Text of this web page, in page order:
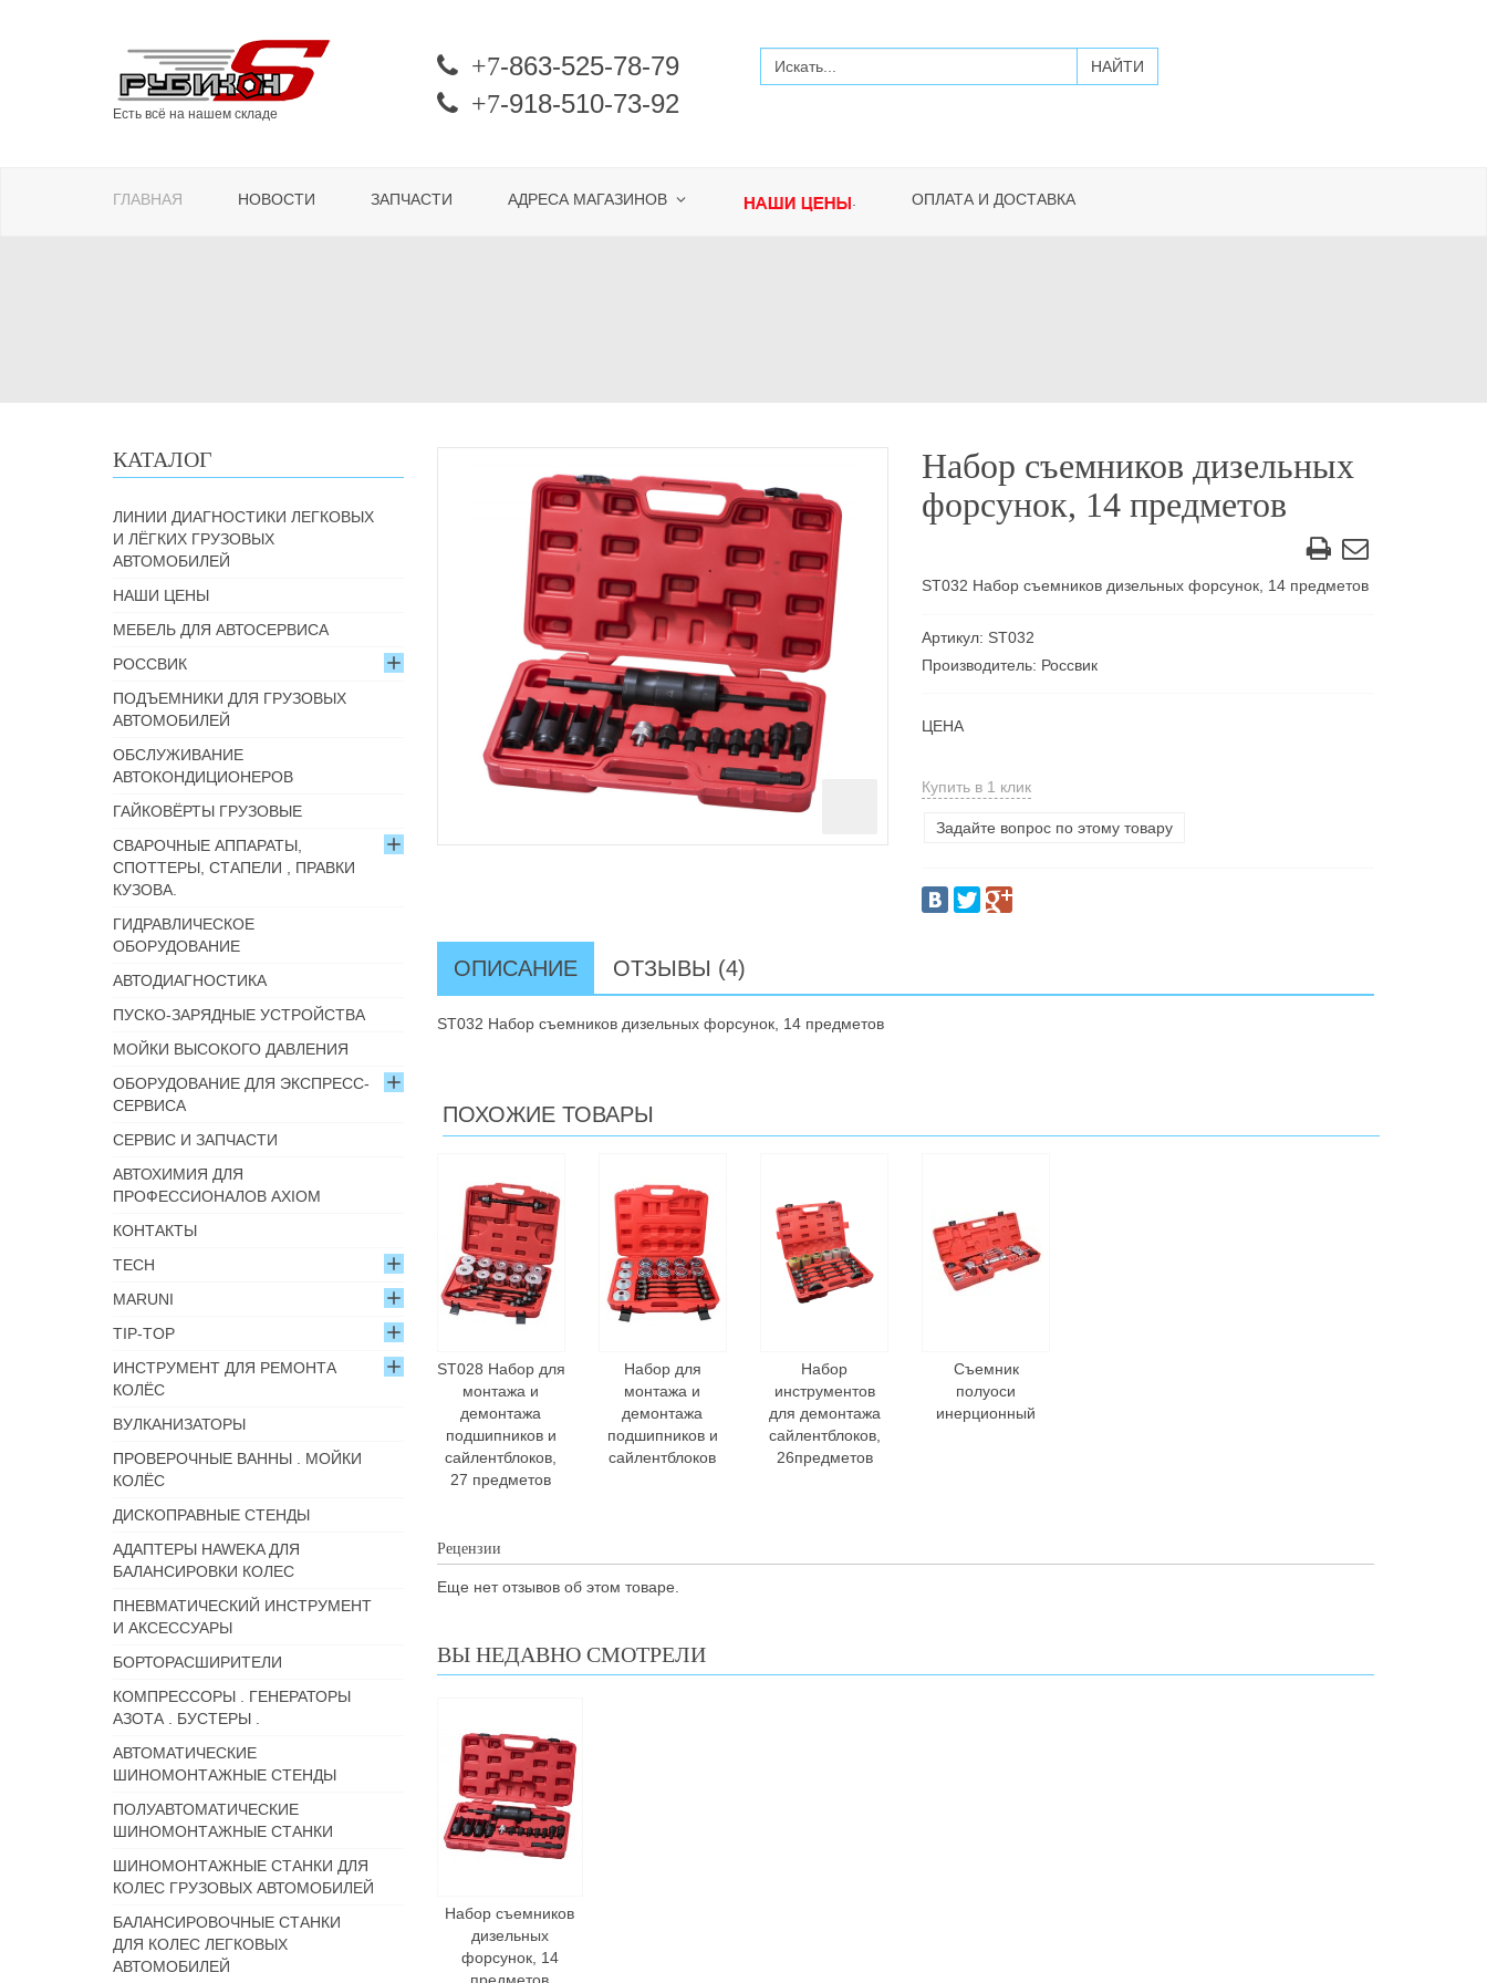
Есть всё на нашем складе
+7-863-525-78-79
+7-918-510-73-92
ГЛАВНАЯ НОВОСТИ ЗАПЧАСТИ АДРЕСА МАГАЗИНОВ . ОПЛАТА И ДОСТАВКА
Набор съемников дизельных
форсунок, 14 предметов
ST032 Набор съемников дизельных форсунок, 14 предметов
Артикул: ST032
Производитель: Россвик
ЦЕНА
Купить в 1 клик
Задайте вопрос по этому товару
ОПИСАНИЕ ОТЗЫВЫ (4)
ST032 Набор съемников дизельных форсунок, 14 предметов
ПОХОЖИЕ ТОВАРЫ
ST028 Набор для
монтажа и
демонтажа
подшипников и
сайлентблоков,
27 предметов
Набор для
монтажа и
демонтажа
подшипников и
сайлентблоков
Набор
инструментов
для демонтажа
сайлентблоков,
26предметов
Съемник
полуоси
инерционный
Рецензии
Еще нет отзывов об этом товаре.
ВЫ НЕДАВНО СМОТРЕЛИ
Набор съемников
дизельных
форсунок, 14
КАТАЛОГ
ЛИНИИ ДИАГНОСТИКИ ЛЕГКОВЫХ
И ЛЁГКИХ ГРУЗОВЫХ
АВТОМОБИЛЕЙ
НАШИ ЦЕНЫ
МЕБЕЛЬ ДЛЯ АВТОСЕРВИСА
РОССВИК
ПОДЪЕМНИКИ ДЛЯ ГРУЗОВЫХ
АВТОМОБИЛЕЙ
ОБСЛУЖИВАНИЕ
АВТОКОНДИЦИОНЕРОВ
ГАЙКОВЁРТЫ ГРУЗОВЫЕ
СВАРОЧНЫЕ АППАРАТЫ,
СПОТТЕРЫ, СТАПЕЛИ , ПРАВКИ
КУЗОВА.
ГИДРАВЛИЧЕСКОЕ
ОБОРУДОВАНИЕ
АВТОДИАГНОСТИКА
ПУСКО-ЗАРЯДНЫЕ УСТРОЙСТВА
МОЙКИ ВЫСОКОГО ДАВЛЕНИЯ
ОБОРУДОВАНИЕ ДЛЯ ЭКСПРЕСС-
СЕРВИСА
СЕРВИС И ЗАПЧАСТИ
АВТОХИМИЯ ДЛЯ
ПРОФЕССИОНАЛОВ AXIOM
КОНТАКТЫ
TECH
MARUNI
TIP-TOP
ИНСТРУМЕНТ ДЛЯ РЕМОНТА
КОЛЁС
ВУЛКАНИЗАТОРЫ
ПРОВЕРОЧНЫЕ ВАННЫ . МОЙКИ
КОЛЁС
ДИСКОПРАВНЫЕ СТЕНДЫ
АДАПТЕРЫ HAWEKA ДЛЯ
БАЛАНСИРОВКИ КОЛЕС
ПНЕВМАТИЧЕСКИЙ ИНСТРУМЕНТ
И АКСЕССУАРЫ
БОРТОРАСШИРИТЕЛИ
КОМПРЕССОРЫ . ГЕНЕРАТОРЫ
АЗОТА . БУСТЕРЫ .
АВТОМАТИЧЕСКИЕ
ШИНОМОНТАЖНЫЕ СТЕНДЫ
ПОЛУАВТОМАТИЧЕСКИЕ
ШИНОМОНТАЖНЫЕ СТАНКИ
ШИНОМОНТАЖНЫЕ СТАНКИ ДЛЯ
КОЛЕС ГРУЗОВЫХ АВТОМОБИЛЕЙ
БАЛАНСИРОВОЧНЫЕ СТАНКИ
ДЛЯ КОЛЕС ЛЕГКОВЫХ
АВТОМОБИЛЕЙ